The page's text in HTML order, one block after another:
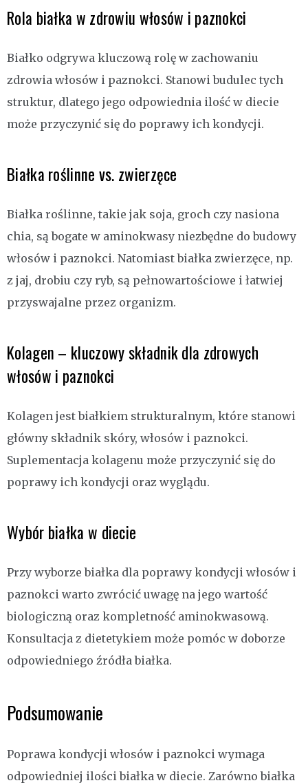
Rola białka w zdrowiu włosów i paznokci
Białko odgrywa kluczową rolę w zachowaniu
zdrowia włosów i paznokci. Stanowi budulec tych
struktur, dlatego jego odpowiednia ilość w diecie
może przyczynić się do poprawy ich kondycji.
Białka roślinne vs. zwierzęce
Białka roślinne, takie jak soja, groch czy nasiona
chia, są bogate w aminokwasy niezbędne do budowy
włosów i paznokci. Natomiast białka zwierzęce, np.
z jaj, drobiu czy ryb, są pełnowartościowe i łatwiej
przyswajalne przez organizm.
Kolagen – kluczowy składnik dla zdrowych
włosów i paznokci
Kolagen jest białkiem strukturalnym, które stanowi
główny składnik skóry, włosów i paznokci.
Suplementacja kolagenu może przyczynić się do
poprawy ich kondycji oraz wyglądu.
Wybór białka w diecie
Przy wyborze białka dla poprawy kondycji włosów i
paznokci warto zwrócić uwagę na jego wartość
biologiczną oraz kompletność aminokwasową.
Konsultacja z dietetykiem może pomóc w doborze
odpowiedniego źródła białka.
Podsumowanie
Poprawa kondycji włosów i paznokci wymaga
odpowiedniej ilości białka w diecie. Zarówno białka